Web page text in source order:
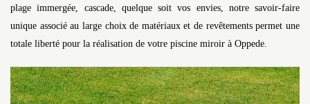
plage immergée, cascade, quelque soit vos envies, notre savoir-faire
unique associé au large choix de matériaux et de revêtements permet une
totale liberté pour la réalisation de votre piscine miroir à Oppede.